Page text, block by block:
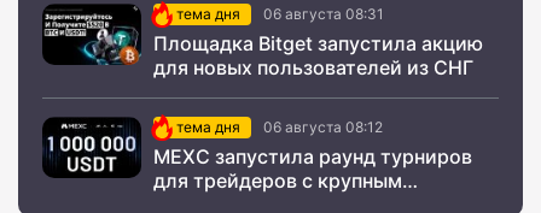
тема дня 06 августа 08:31
Площадка Bitget запустила акцию
для новых пользователей из СНГ
тема дня 06 августа 08:12
MEXC запустила раунд турниров
для трейдеров с крупным